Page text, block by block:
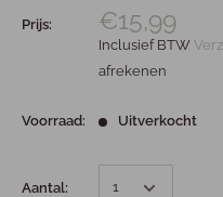
Prijs: €15,99
Inclusief BTW
afrekenen
Voorraad: Uitverkocht
Aantal: